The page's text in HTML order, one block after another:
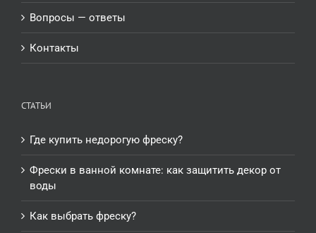
Вопросы — ответы
Контакты
СТАТЬИ
Где купить недорогую фреску?
Фрески в ванной комнате: как защитить декор от
воды
Как выбрать фреску?